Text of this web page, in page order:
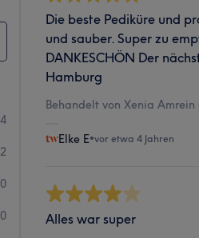
2
0
0
Die beste Pediküre und
und sauber. Super zu
DANKESCHÖN Der
Hamburg
Behandelt von Xenia
Elke E•vor etwa 4 Jahren
Alles war super